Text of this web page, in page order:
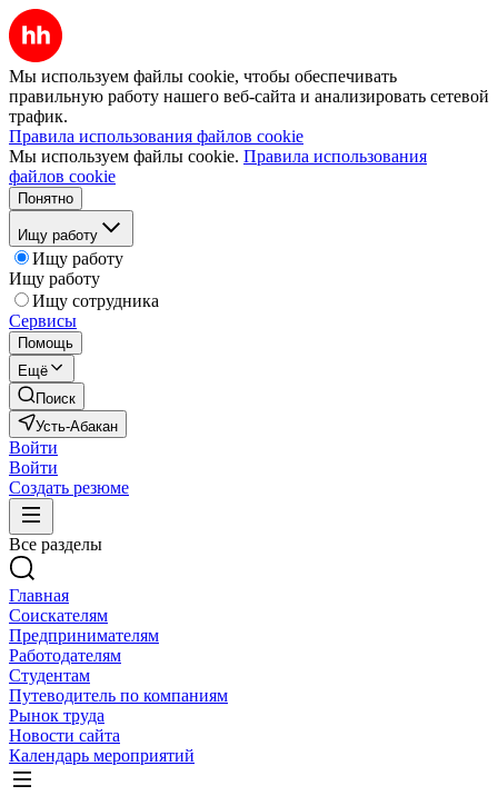
Мы используем файлы cookie, чтобы обеспечивать
правильную работу нашего веб-сайта и анализировать сетевой
трафик.
Правила использования файлов cookie
Мы используем файлы cookie. Правила использования
файлов cookie
Понятно
Ищу работу
Ищу работу
Ищу работу
Ищу сотрудника
Сервисы
Помощь
Ещё
Поиск
Усть-Абакан
Войти
Войти
Создать резюме
Все разделы
Главная
Соискателям
Предпринимателям
Работодателям
Студентам
Путеводитель по компаниям
Рынок труда
Новости сайта
Календарь мероприятий